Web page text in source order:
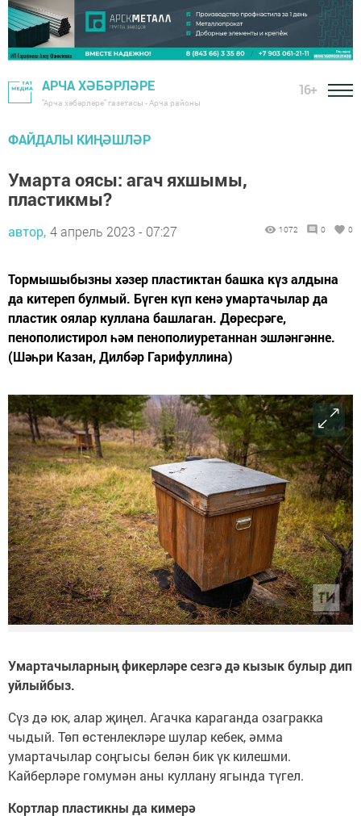
АРЧА ХӘБӘРЛӘРЕ
"Арча хәбәрләре" газетасы - Арча районы
16+
ФАЙДАЛЫ КИҢӘШЛӘР
Умарта оясы: агач яхшымы,
пластикмы?
автор, 4 апрель 2023 - 07:27 1072 0 0
Тормышыбызны хәзер пластиктан башка күз алдына
да китереп булмый. Бүген күп кенә умартачылар да
пластик оялар куллана башлаган. Дөресрәге,
пенополистирол һәм пенополиуретаннан эшләнгәнне.
(Шәһри Казан, Дилбәр Гарифуллина)
Умартачыларның фикерләре сезгә дә кызык булыр дип
уйлыйбыз.
Сүз дә юк, алар җиңел. Агачка караганда озагракка
чыдый. Төп өстенлекләре шулар кебек, әмма
умартачылар соңгысы белән бик үк килешми.
Кайберләре гомумән аны куллану ягында түгел.
Кортлар пластикны да кимерә